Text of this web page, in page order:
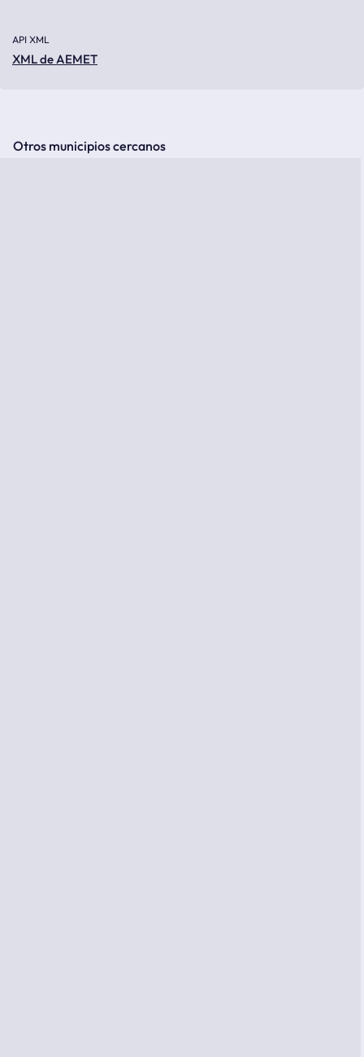
API XML
XML de AEMET
Otros municipios cercanos